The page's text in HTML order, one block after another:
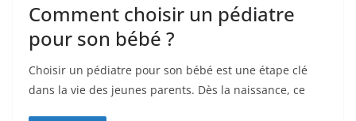
Comment choisir un pédiatre
pour son bébé ?
Choisir un pédiatre pour son bébé est une étape clé
dans la vie des jeunes parents. Dès la naissance, ce